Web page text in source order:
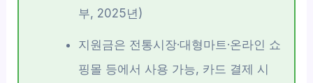
부, 2025년)
지원금은 전통시장·대형마트·온라인 쇼
핑몰 등에서 사용 가능, 카드 결제 시